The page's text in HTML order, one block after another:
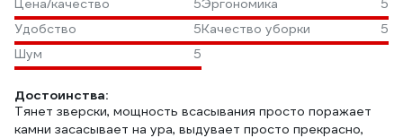
Цена/качество 5Эргономика
5
Удобство
5Качество уборки
5
Шум
5
Достоинства:
Тянет зверски, мощность всасывания просто поражает
камни засасывает на ура, выдувает просто прекрасно,